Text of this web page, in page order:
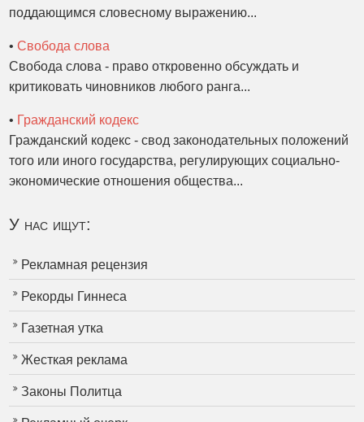
поддающимся словесному выражению...
•Свобода слова
Свобода слова - право откровенно обсуждать и
критиковать чиновников любого ранга...
• Гражданский кодекс
Гражданский кодекс - свод законодательных положений
того или иного государства, регулирующих социально-
экономические отношения общества...
У нас ищут:
Рекламная рецензия
Рекорды Гиннеса
Газетная утка
Жесткая реклама
Законы Политца